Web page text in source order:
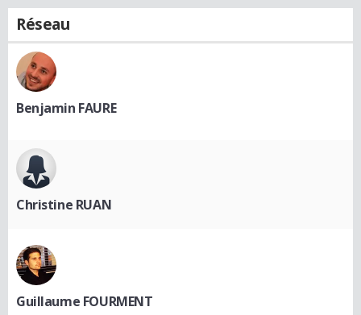
Réseau
Benjamin FAURE
Christine RUAN
Guillaume FOURMENT